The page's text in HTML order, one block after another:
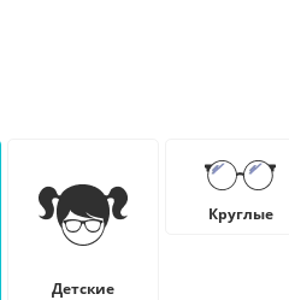
Детские
Круглые